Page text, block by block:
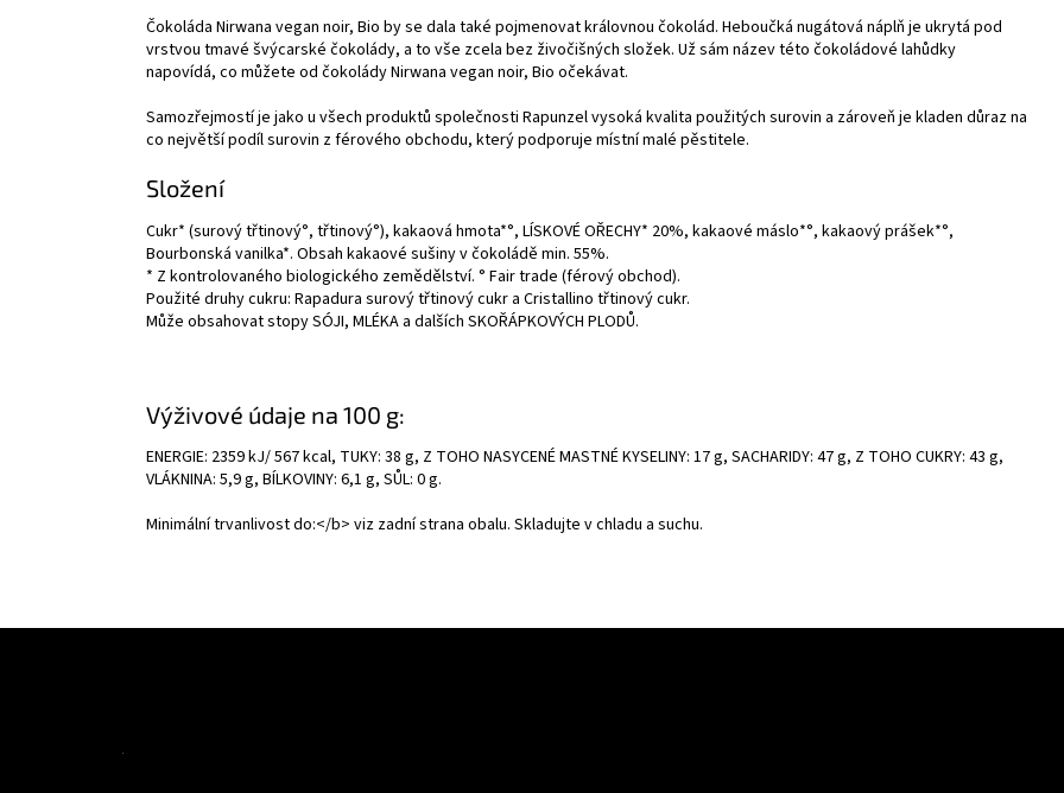
Čokoláda Nirwana vegan noir, Bio by se dala také pojmenovat královnou čokolád. Heboučká nugátová náplň je ukrytá pod
vrstvou tmavé švýcarské čokolády, a to vše zcela bez živočišných složek. Už sám název této čokoládové lahůdky
napovídá, co můžete od čokolády Nirwana vegan noir, Bio očekávat.
Samozřejmostí je jako u všech produktů společnosti Rapunzel vysoká kvalita použitých surovin a zároveň je kladen důraz na
co největší podíl surovin z férového obchodu, který podporuje místní malé pěstitele.
Složení
Cukr* (surový třtinový°, třtinový°), kakaová hmota*°, LÍSKOVÉ OŘECHY* 20%, kakaové máslo*°, kakaový prášek*°,
Bourbonská vanilka*. Obsah kakaové sušiny v čokoládě min. 55%.
* Z kontrolovaného biologického zemědělství. ° Fair trade (férový obchod).
Použité druhy cukru: Rapadura surový třtinový cukr a Cristallino třtinový cukr.
Může obsahovat stopy SÓJI, MLÉKA a dalších SKOŘÁPKOVÝCH PLODŮ.
Výživové údaje na 100 g:
ENERGIE: 2359 kJ/ 567 kcal, TUKY: 38 g, Z TOHO NASYCENÉ MASTNÉ KYSELINY: 17 g, SACHARIDY: 47 g, Z TOHO CUKRY: 43 g,
VLÁKNINA: 5,9 g, BÍLKOVINY: 6,1 g, SŮL: 0 g.
Minimální trvanlivost do:</b> viz zadní strana obalu. Skladujte v chladu a suchu.